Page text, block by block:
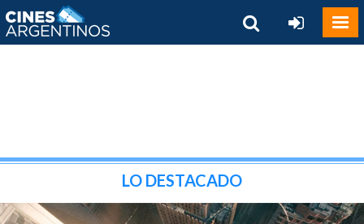
LO DESTACADO